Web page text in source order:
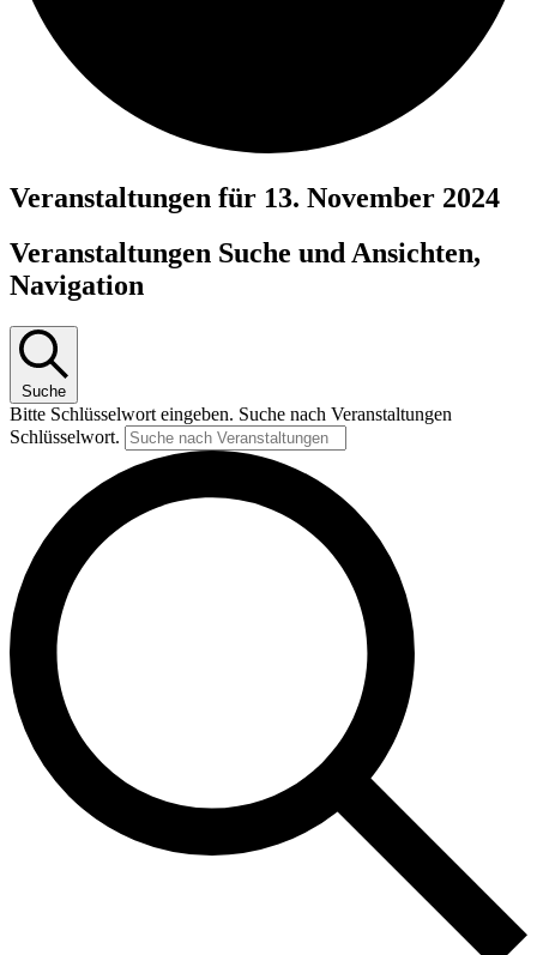
Veranstaltungen für 13. November 2024
Veranstaltungen Suche und Ansichten,
Navigation
Suche
Bitte Schlüsselwort eingeben. Suche nach Veranstaltungen
Schlüsselwort.